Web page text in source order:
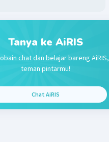
Tanya ke AiRIS
chat dan belajar bareng AiRIS,
teman pintarmu!
Chat AiRIS